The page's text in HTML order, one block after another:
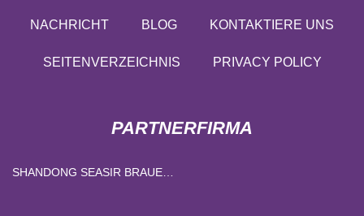
NACHRICHT BLOG KONTAKTIERE UNS
SEITENVERZEICHNIS PRIVACY POLICY
PARTNERFIRMA
SHANDONG SEASIR BRAUEN